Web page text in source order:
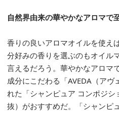
自然界由来の華やかなアロマで
香りの良いアロマオイルを使え
分好みの香りを選ぶのもオイル
言えるだろう。華やかなアロマ
成分にこだわる「AVEDA（ア
れた「シャンピュア コンポジ
抜）がおすすめだ。「シャンピ